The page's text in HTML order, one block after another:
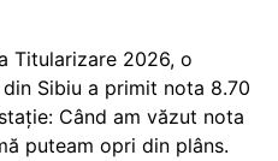
Titularizare 2026, o
Sibiu a primit nota 8.70
Când am văzut nota
puteam opri din plâns.